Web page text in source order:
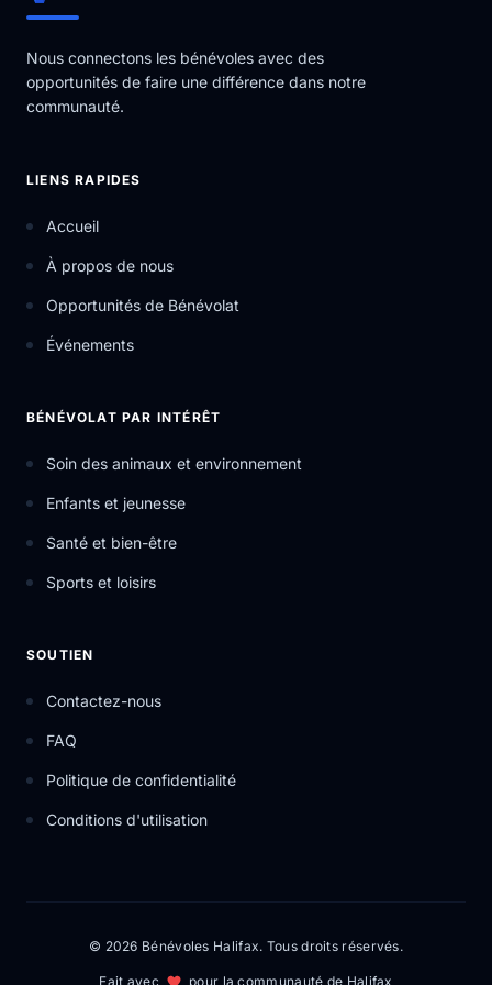
mobiliser les décideurs et décideuses
politiques comme les chef.fe.s de partis,
député.es, sénateurs et sénatrices, car ils et
requis pour éradiquer l’extrême pauvreté.
écrivant des lettres ouvertes aux journaux, en
fonds et bien plus. Souvent, la première étape
est d’attirer l’attention sur ces enjeux et de les
Cela peut sembler être un petit pas, mais les
semaine en moyenne structure de soutien :
groupes locaux tous les mois et comptent sur
leur.s leader.s de groupe pour obtenir des
d’autres appels virtuels et webinaires dirigés
prêt.e à apprendre ce que signifie faire du
engagez à passer à l’action à chaque mois?
que bénévole aujourd'hui!
Nous connectons les bénévoles avec des
opportunités de faire une différence dans notre
communauté.
LIENS RAPIDES
Accueil
À propos de nous
Opportunités de Bénévolat
Événements
BÉNÉVOLAT PAR INTÉRÊT
Soin des animaux et environnement
Enfants et jeunesse
Santé et bien-être
Sports et loisirs
SOUTIEN
Contactez-nous
FAQ
Politique de confidentialité
Conditions d'utilisation
© 2026 Bénévoles Halifax. Tous droits réservés.
Fait avec pour la communauté de Halifax